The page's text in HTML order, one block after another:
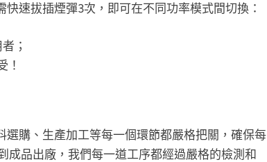
速拔插煙彈3次，即可在不同功率模式間切換：
；
！
購、生產加工等每一個環節都嚴格把關，確保每
品出廠，我們每一道工序都經過嚴格的檢測和